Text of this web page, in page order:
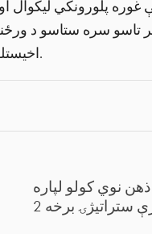
غوره پلورونکي لیکوال
تاسو سره ستاسو د
اخیستلو کې مرسته کوي.
نوي کولو لپاره
ستراتیژۍ برخه 2